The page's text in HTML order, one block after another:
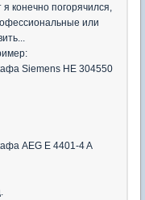
конечно погорячился,
или
Siemens HE 304550
AEG E 4401-4 A